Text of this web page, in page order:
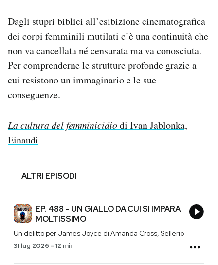
CALENDARIO
AREA PERSONALE
Entra
Dagli stupri biblici all’esibizione cinematografica
dei corpi femminili mutilati c’è una continuità che
non va cancellata né censurata ma va conosciuta.
Per comprenderne le strutture profonde grazie a
cui resistono un immaginario e le sue
conseguenze.
La cultura del femminicidiodi Ivan Jablonka,
Einaudi
ALTRI EPISODI
EP. 488 – UN GIALLO DA CUI SI IMPARA
MOLTISSIMO
Un delitto per James Joyce di Amanda Cross, Sellerio
31 lug 2026 - 12 min